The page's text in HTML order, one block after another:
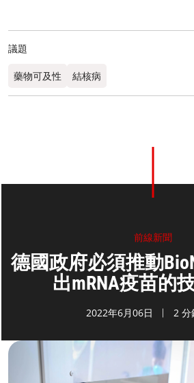
議題
藥物可及性 結核病
前線新聞
德國政府必須推動
出mRNA疫苗的
2022年6月06日 2 分